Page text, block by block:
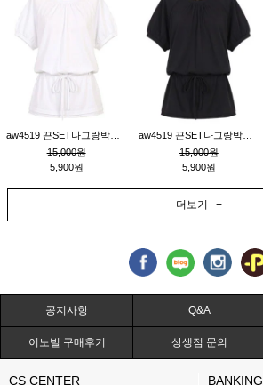
15,000원
5,900원
15,000원
5,900원
더보기 +
공지사항 Q&A
이노빌 구매후기 상생점 문의
CS CENTER BANKING